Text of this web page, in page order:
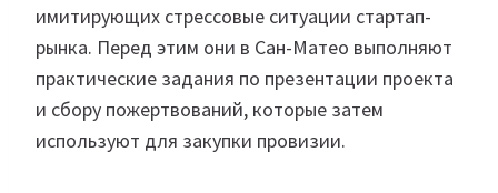
имитирующих стрессовые ситуации стартап-
рынка. Перед этим они в Сан-Матео выполняют
практические задания по презентации проекта
и сбору пожертвований, которые затем
используют для закупки провизии.